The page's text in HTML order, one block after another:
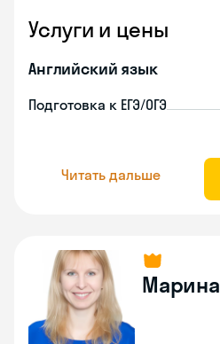
Услуги и цены
Английский язык
Подготовка к ЕГЭ/ОГЭ
Читать дальше
Марина